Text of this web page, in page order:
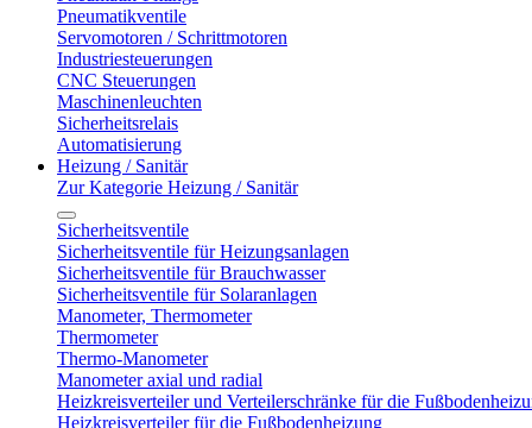
Pneumatikventile
Servomotoren / Schrittmotoren
Industriesteuerungen
CNC Steuerungen
Maschinenleuchten
Sicherheitsrelais
Automatisierung
Heizung / Sanitär
Zur Kategorie Heizung / Sanitär
Sicherheitsventile
Sicherheitsventile für Heizungsanlagen
Sicherheitsventile für Brauchwasser
Sicherheitsventile für Solaranlagen
Manometer, Thermometer
Thermometer
Thermo-Manometer
Manometer axial und radial
Heizkreisverteiler und Verteilerschränke für die
Heizkreisverteiler für die Fußbodenheizung